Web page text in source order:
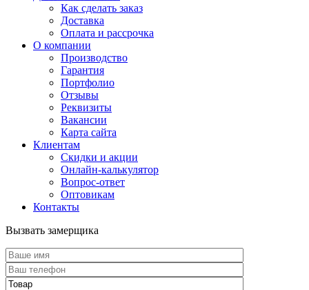
Как сделать заказ
Доставка
Оплата и рассрочка
О компании
Производство
Гарантия
Портфолио
Отзывы
Реквизиты
Вакансии
Карта сайта
Клиентам
Скидки и акции
Онлайн-калькулятор
Вопрос-ответ
Оптовикам
Контакты
Вызвать замерщика